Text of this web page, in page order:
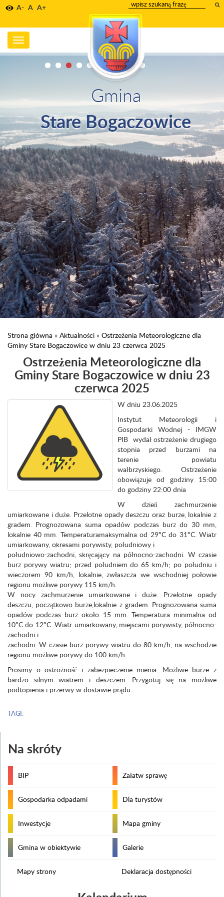
A- A A+
wpisz
szukany
tekst
Toggle
navigation
Gmina
Stare Bogaczowice
Strona główna » Aktualności » Ostrzeżenia Meteorologiczne dla
Gminy Stare Bogaczowice w dniu 23 czerwca 2025
Ostrzeżenia Meteorologiczne dla
Gminy Stare Bogaczowice w dniu 23
czerwca 2025
W dniu 23.06.2025
Instytut Meteorologii i
Gospodarki Wodnej - IMGW
PIB wydał ostrzeżenie drugiego
stopnia przed burzami na
terenie powiatu
wałbrzyskiego. Ostrzeżenie
obowiązuje od godziny 15:00
do godziny 22:00 dnia
W dzień zachmurzenie
umiarkowane i duże. Przelotne opady deszczu oraz burze, lokalnie z
gradem. Prognozowana suma opadów podczas burz do 30 mm,
lokalnie 40 mm. Temperaturamaksymalna od 29°C do 31°C. Wiatr
umiarkowany, okresami porywisty, południowy i
południowo-zachodni, skręcający na północno-zachodni. W czasie
burz porywy wiatru; przed południem do 65 km/h; po południu i
wieczorem 90 km/h, lokalnie, zwłaszcza we wschodniej połowie
regionu możliwe porywy 115 km/h.
W nocy zachmurzenie umiarkowane i duże. Przelotne opady
deszczu, początkowo burze,lokalnie z gradem. Prognozowana suma
opadów podczas burz około 15 mm. Temperatura minimalna od
10°C do 12°C. Wiatr umiarkowany, miejscami porywisty, północno-
zachodni i
zachodni. W czasie burz porywy wiatru do 80 km/h, na wschodzie
regionu możliwe porywy do 100 km/h.
Prosimy o ostrożność i zabezpieczenie mienia. Możliwe burze z
bardzo silnym wiatrem i deszczem. Przygotuj się na możliwe
podtopienia i przerwy w dostawie prądu.
TAGI:
Na skróty
BIP Załatw sprawę
Gospodarka odpadami Dla turystów
Inwestycje Mapa gminy
Gmina w obiektywie Galerie
Mapy strony Deklaracja dostępności